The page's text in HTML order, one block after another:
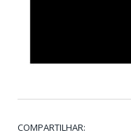
COMPARTILHAR: